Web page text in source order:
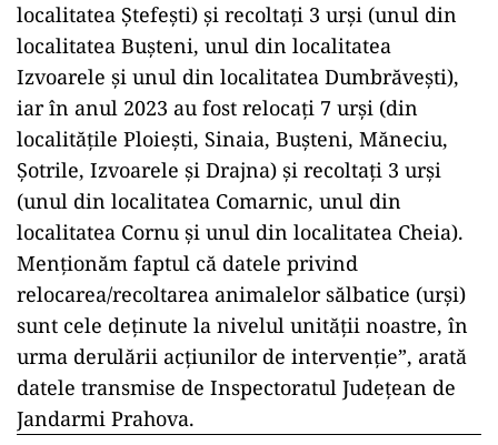
localitatea Ștefești) și recoltați 3 urși (unul din
localitatea Bușteni, unul din localitatea
Izvoarele și unul din localitatea Dumbrăvești),
iar în anul 2023 au fost relocați 7 urși (din
localitățile Ploiești, Sinaia, Bușteni, Măneciu,
Șotrile, Izvoarele și Drajna) și recoltați 3 urși
(unul din localitatea Comarnic, unul din
localitatea Cornu și unul din localitatea Cheia).
Menționăm faptul că datele privind
relocarea/recoltarea animalelor sălbatice (urși)
sunt cele deținute la nivelul unității noastre, în
urma derulării acțiunilor de intervenție”, arată
datele transmise de Inspectoratul Județean de
Jandarmi Prahova.